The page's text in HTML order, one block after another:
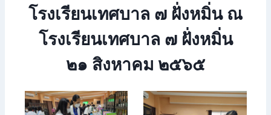
โรงเรียนเทศบาล ๗ ฝั่งหมิ่น ณ
โรงเรียนเทศบาล ๗ ฝั่งหมิ่น
๒๑ สิงหาคม ๒๕๖๕